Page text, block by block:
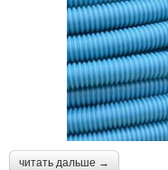
читать дальше →